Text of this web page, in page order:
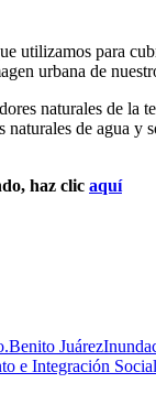
utilizamos para
urbana de
naturales de la
de agua y
haz clic aquí
Benito Juárez
e Integración